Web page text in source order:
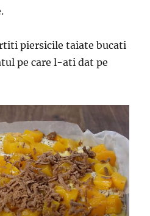
piersicile taiate bucati
pe care l-ati dat pe